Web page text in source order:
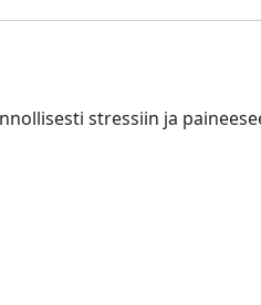
stressiin ja